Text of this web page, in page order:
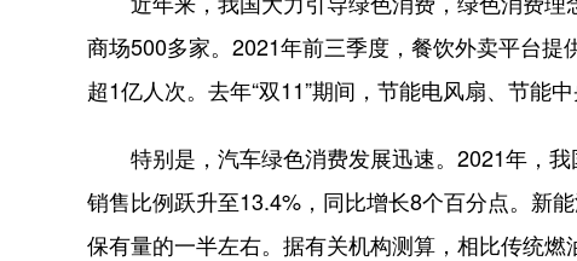
商场500多家。2021年前三季度，餐饮外卖平台
超1亿人次。去年“双11”期间，节能电风扇、节能
特别是，汽车绿色消费发展迅速。2021年，我
销售比例跃升至13.4%，同比增长8个百分点。新
保有量的一半左右。据有关机构测算，相比传统